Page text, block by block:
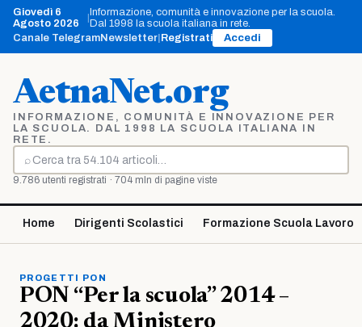
Vai
contenuto
Giovedì 6
Agosto 2026
Informazione, comunità e innovazione per la scuola.
Dal 1998 la scuola italiana in rete.
Canale TelegramNewsletter Registrati Accedi
AetnaNet.org
INFORMAZIONE, COMUNITÀ E INNOVAZIONE PER
LA SCUOLA. DAL 1998 LA SCUOLA ITALIANA IN
RETE.
⌕
Cerca
9.786 utenti registrati · 704 mln di pagine viste
Home Dirigenti Scolastici Formazione Scuola Lavoro
PROGETTI PON
PON “Per la scuola” 2014 –
2020: da Ministero